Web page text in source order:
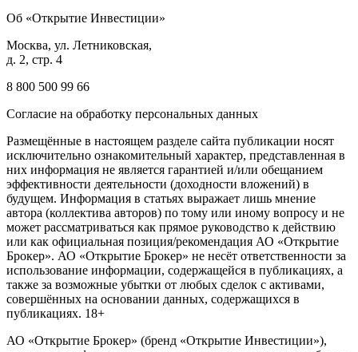
Об «Открытие Инвестиции»
Москва, ул. Летниковская,
д. 2, стр. 4
8 800 500 99 66
Согласие на обработку персональных данных
Размещённые в настоящем разделе сайта публикации носят
исключительно ознакомительный характер, представленная в
них информация не является гарантией и/или обещанием
эффективности деятельности (доходности вложений) в
будущем. Информация в статьях выражает лишь мнение
автора (коллектива авторов) по тому или иному вопросу и не
может рассматриваться как прямое руководство к действию
или как официальная позиция/рекомендация АО «Открытие
Брокер». АО «Открытие Брокер» не несёт ответственности за
использование информации, содержащейся в публикациях, а
также за возможные убытки от любых сделок с активами,
совершённых на основании данных, содержащихся в
публикациях. 18+
АО «Открытие Брокер» (бренд «Открытие Инвестиции»),